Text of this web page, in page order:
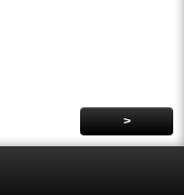
>